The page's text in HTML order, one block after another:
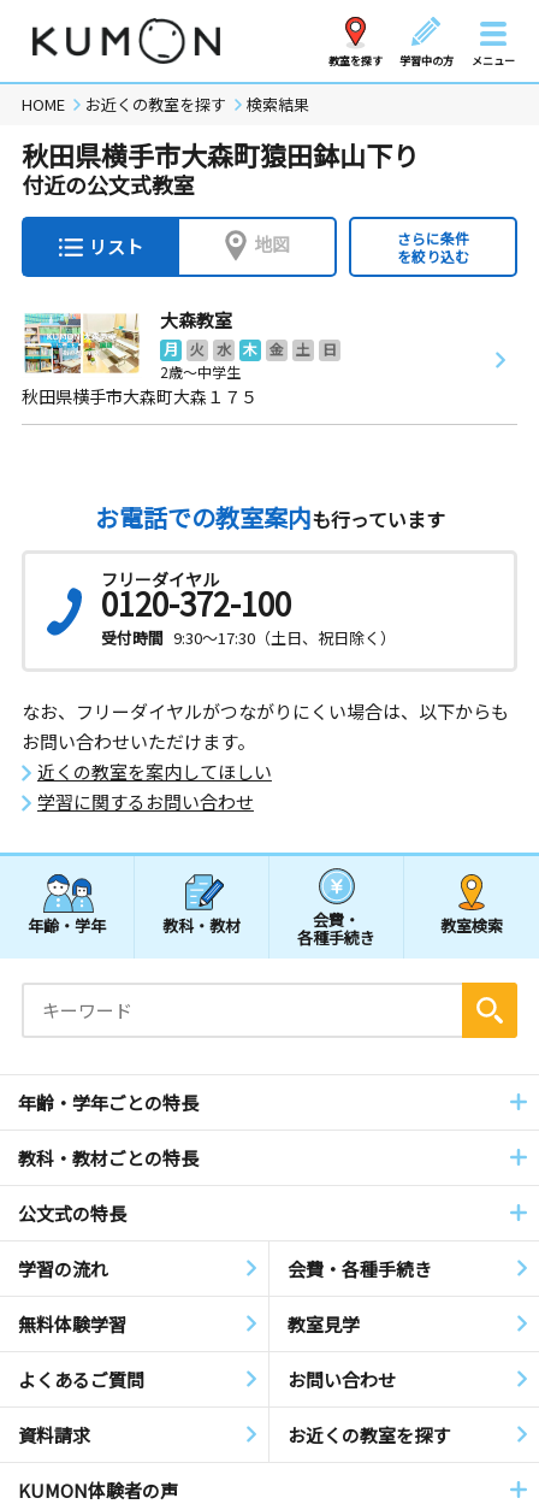
教室を探す 学習中の方 メニュー
HOME お近くの教室を探す 検索結果
秋田県横手市大森町猿田鉢山下り
付近の公文式教室
リスト 地図
さらに条件
を絞り込む
大森教室
月 火 水 木 金 土
日
2歳～中学生
秋田県横手市大森町大森１７５
お電話での教室案内も行っています
フリーダイヤル
0120-372-100
受付時間 9:30～17:30（土日、祝日除く）
なお、フリーダイヤルがつながりにくい場合は、以下からも
お問い合わせいただけます。
近くの教室を案内してほしい
学習に関するお問い合わせ
年齢・学年 教科・教材 会費・
各種手続き
教室検索
年齢・学年ごとの特長
教科・教材ごとの特長
公文式の特長
学習の流れ 会費・各種手続き
無料体験学習 教室見学
よくあるご質問 お問い合わせ
資料請求 お近くの教室を探す
KUMON体験者の声